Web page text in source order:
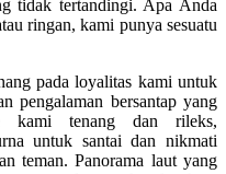
tidak tertandingi. Apa Anda
ringan, kami punya sesuatu
pada loyalitas kami untuk
pengalaman bersantap yang
kami tenang dan rileks,
untuk santai dan nikmati
teman. Panorama laut yang